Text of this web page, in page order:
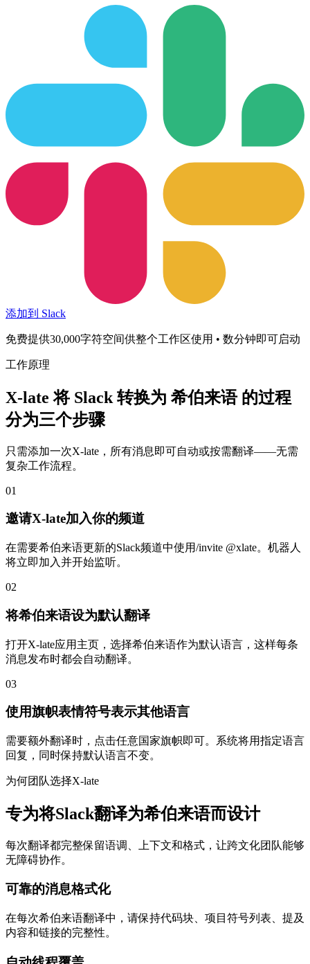
添加到 Slack
免费提供30,000字符空间供整个工作区使用 • 数分钟即可启动
工作原理
X-late 将 Slack 转换为 希伯来语 的过程
分为三个步骤
只需添加一次X-late，所有消息即可自动或按需翻译——无需
复杂工作流程。
01
邀请X-late加入你的频道
在需要希伯来语更新的Slack频道中使用/invite @xlate。机器人
将立即加入并开始监听。
02
将希伯来语设为默认翻译
打开X-late应用主页，选择希伯来语作为默认语言，这样每条
消息发布时都会自动翻译。
03
使用旗帜表情符号表示其他语言
需要额外翻译时，点击任意国家旗帜即可。系统将用指定语言
回复，同时保持默认语言不变。
为何团队选择X-late
专为将Slack翻译为希伯来语而设计
每次翻译都完整保留语调、上下文和格式，让跨文化团队能够
无障碍协作。
可靠的消息格式化
在每次希伯来语翻译中，请保持代码块、项目符号列表、提及
内容和链接的完整性。